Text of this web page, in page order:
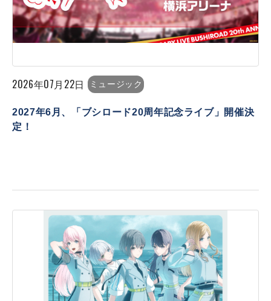
2026年07月22日 ミュージック
2027年6月、「ブシロード20周年記念ライブ」開催決
定！